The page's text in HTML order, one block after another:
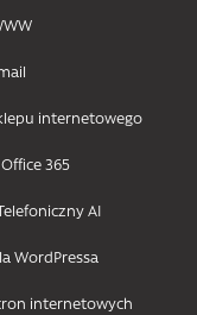
internetowego
365
AI
WordPressa
internetowych